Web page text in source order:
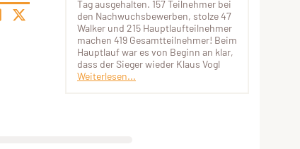
Tag ausgehalten. 157 Teilnehmer bei
den Nachwuchsbewerben, stolze 47
Walker und 215 Hauptlaufteilnehmer
machen 419 Gesamtteilnehmer! Beim
Hauptlauf war es von Beginn an klar,
dass der Sieger wieder Klaus Vogl
Weiterlesen...